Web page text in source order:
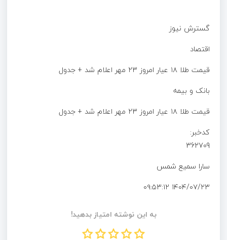
گسترش نیوز
اقتصاد
قیمت طلا ۱۸ عیار امروز ۲۳ مهر اعلام شد + جدول
بانک و بیمه
قیمت طلا ۱۸ عیار امروز ۲۳ مهر اعلام شد + جدول
کدخبر:
362709
سارا سمیع شمس
۱۴۰۴/۰۷/۲۳ ۰۹:۵۳:۱۲
به این نوشته امتیاز بدهید!